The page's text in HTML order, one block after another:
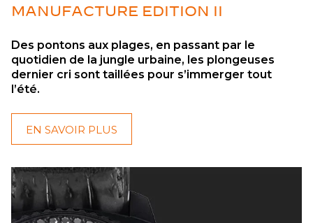
MANUFACTURE EDITION II
Des pontons aux plages, en passant par le
quotidien de la jungle urbaine, les plongeuses
dernier cri sont taillées pour s’immerger tout
l’été.
EN SAVOIR PLUS